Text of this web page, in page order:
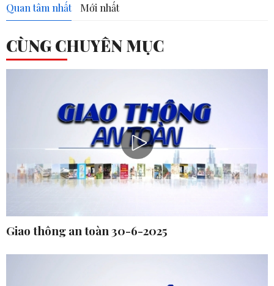
Quan tâm nhất Mới nhất
CÙNG CHUYÊN MỤC
Giao thông an toàn 30-6-2025